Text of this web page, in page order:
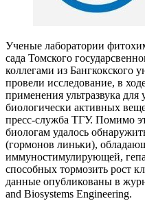
Ученые лаборатории
сада Томского
коллегами из Бангкокского
провели исследование, в
применения ультразвука
биологически активных
пресс-служба ТГУ. Помимо
биологам удалось
(гормонов линьки),
иммуностимулирующей,
способных тормозить рост
данные опубликованы в
and Biosystems Engineering.